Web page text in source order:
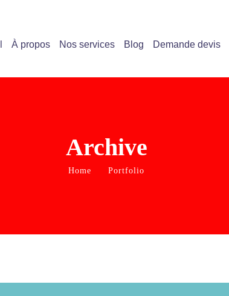
À propos Nos services Blog Demande devis
Archive
Home Portfolio